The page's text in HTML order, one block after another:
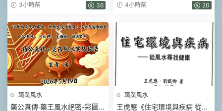
113集系統課，從入門到實戰一
3小時前 36
期》17集視頻
4小時前 20
職業風水
藥公真傳·藥王風水絕密-彩圖原
職業風水
王虎應《住宅環境與疾病 從風